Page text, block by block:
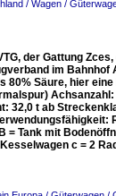
/ Wagen /
der Gattung
im
Säure, hier
32,0 t ab
Tank mit
c = 2